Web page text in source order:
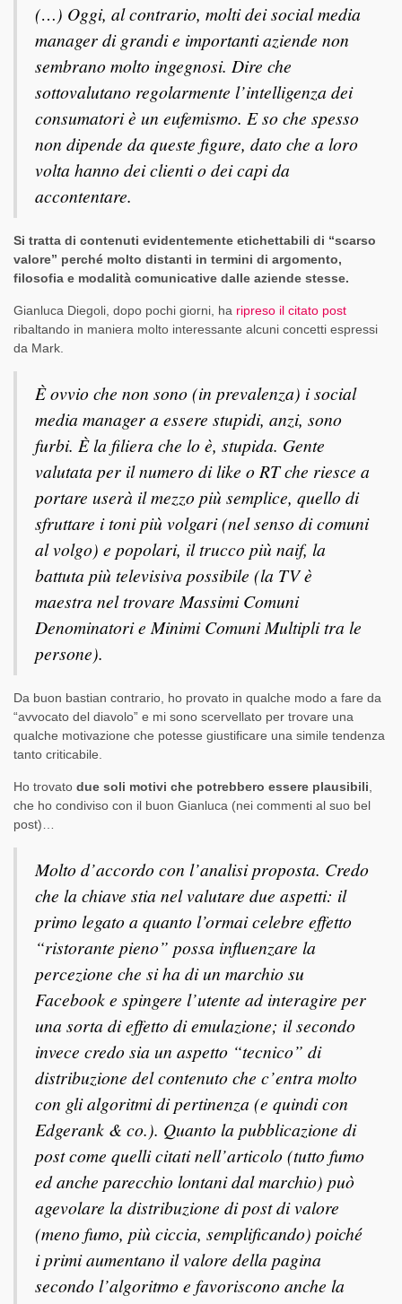
(…) Oggi, al contrario, molti dei social media
manager di grandi e importanti aziende non
sembrano molto ingegnosi. Dire che
sottovalutano regolarmente l’intelligenza dei
consumatori è un eufemismo. E so che spesso
non dipende da queste figure, dato che a loro
volta hanno dei clienti o dei capi da
accontentare.
Si tratta di contenuti evidentemente etichettabili di “scarso
valore” perché molto distanti in termini di argomento,
filosofia e modalità comunicative dalle aziende stesse.
Gianluca Diegoli, dopo pochi giorni, ha ripreso il citato post
ribaltando in maniera molto interessante alcuni concetti espressi
da Mark.
È ovvio che non sono (in prevalenza) i social
media manager a essere stupidi, anzi, sono
furbi. È la filiera che lo è, stupida. Gente
valutata per il numero di like o RT che riesce a
portare userà il mezzo più semplice, quello di
sfruttare i toni più volgari (nel senso di comuni
al volgo) e popolari, il trucco più naif, la
battuta più televisiva possibile (la TV è
maestra nel trovare Massimi Comuni
Denominatori e Minimi Comuni Multipli tra le
persone).
Da buon bastian contrario, ho provato in qualche modo a fare da
“avvocato del diavolo” e mi sono scervellato per trovare una
qualche motivazione che potesse giustificare una simile tendenza
tanto criticabile.
Ho trovato due soli motivi che potrebbero essere plausibili
che ho condiviso con il buon Gianluca (nei commenti al suo bel
post)…
Molto d’accordo con l’analisi proposta. Credo
che la chiave stia nel valutare due aspetti: il
primo legato a quanto l’ormai celebre effetto
“ristorante pieno” possa influenzare la
percezione che si ha di un marchio su
Facebook e spingere l’utente ad interagire per
una sorta di effetto di emulazione; il secondo
invece credo sia un aspetto “tecnico” di
distribuzione del contenuto che c’entra molto
con gli algoritmi di pertinenza (e quindi con
Edgerank & co.). Quanto la pubblicazione di
post come quelli citati nell’articolo (tutto fumo
ed anche parecchio lontani dal marchio) può
agevolare la distribuzione di post di valore
(meno fumo, più ciccia, semplificando) poiché
i primi aumentano il valore della pagina
secondo l’algoritmo e favoriscono anche la